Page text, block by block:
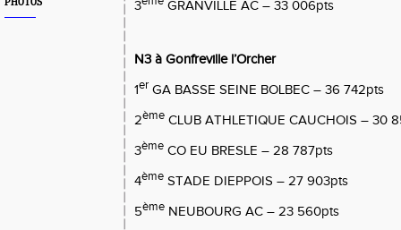
3 GRANVILLE AC – 33 006pts
N3 à Gonfreville l’Orcher
1er GA BASSE SEINE BOLBEC – 36 742pts
2ème CLUB ATHLETIQUE CAUCHOIS – 30
3ème CO EU BRESLE – 28 787pts
4ème STADE DIEPPOIS – 27 903pts
5ème NEUBOURG AC – 23 560pts